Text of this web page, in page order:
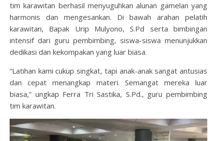
tim karawitan berhasil menyuguhkan alunan gamelan yang
harmonis dan mengesankan. Di bawah arahan pelatih
karawitan, Bapak Urip Mulyono, S.Pd serta bimbingan
intensif dari guru pembimbing, siswa-siswa menunjukkan
dedikasi dan kekompakan yang luar biasa.
“Latihan kami cukup singkat, tapi anak-anak sangat antusias
dan cepat menangkap materi. Semangat mereka luar
biasa,” ungkap Ferra Tri Sastika, S.Pd., guru pembimbing
tim karawitan.